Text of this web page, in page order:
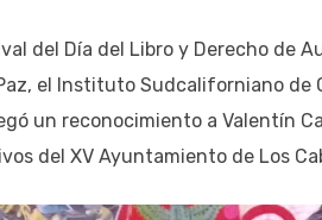
del Día del Libro y Derecho de
el Instituto Sudcaliforniano de
un reconocimiento a Valentín
del XV Ayuntamiento de Los